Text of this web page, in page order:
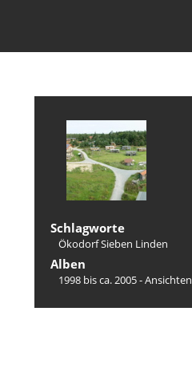
Schlagworte
Ökodorf Sieben Linden
Alben
1998 bis ca. 2005 - Ansichten